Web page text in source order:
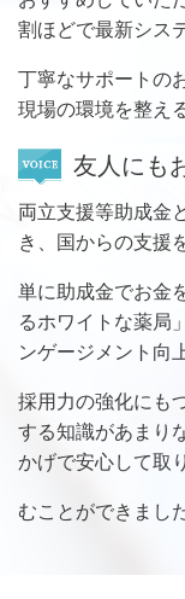
割ほどで最新シス
丁寧なサポートの
現場の環境を整え
友人にも
両立支援等助成金
き、国からの支援
単に助成金でお金
るホワイトな薬局
ンゲージメント向
採用力の強化にも
する知識があまり
かげで安心して取り
むことができまし